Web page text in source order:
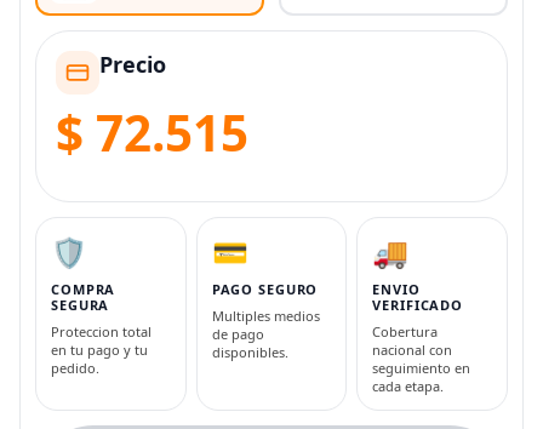
Precio
$ 72.515
🛡️
COMPRA
SEGURA
Proteccion total
en tu pago y tu
pedido.
💳
PAGO SEGURO
Multiples medios
de pago
disponibles.
🚚
ENVIO
VERIFICADO
Cobertura
nacional con
seguimiento en
cada etapa.